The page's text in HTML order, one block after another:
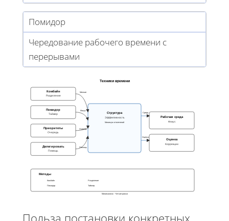
Помидор
Чередование рабочего времени с
перерывами
Техники времени
Комбайн
Разделение
Помидор
Таймер
Приоритеты
Очередь
Делегировать
Помощь
Структура
Эффективность
Минимум отвлечений
Рабочая среда
Фокус
Оценка
Коррекции
Мелкие
Фокус
Очередь
Помощь
Среда
Оценка
Методы
Комбайн
Разделение
Помидор
Таймер
Минимализм · Четкие рамки